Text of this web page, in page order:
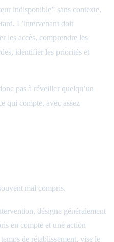
indisponible” sans contexte,
L’intervenant doit
les accès, comprendre les
identifier les priorités et
pas à réveiller quelqu’un
qui compte, avec assez
mal compris.
désigne généralement
en compte et une action
de rétablissement, vise le